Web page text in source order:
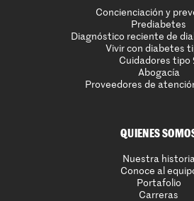
Concienciación y
Prediabetes
Diagnóstico reciente de
Vivir con diabetes
Cuidadores tipo
Abogacía
Proveedores de
QUIENES
Nuestra
Conoce al
Portafolio
Carreras